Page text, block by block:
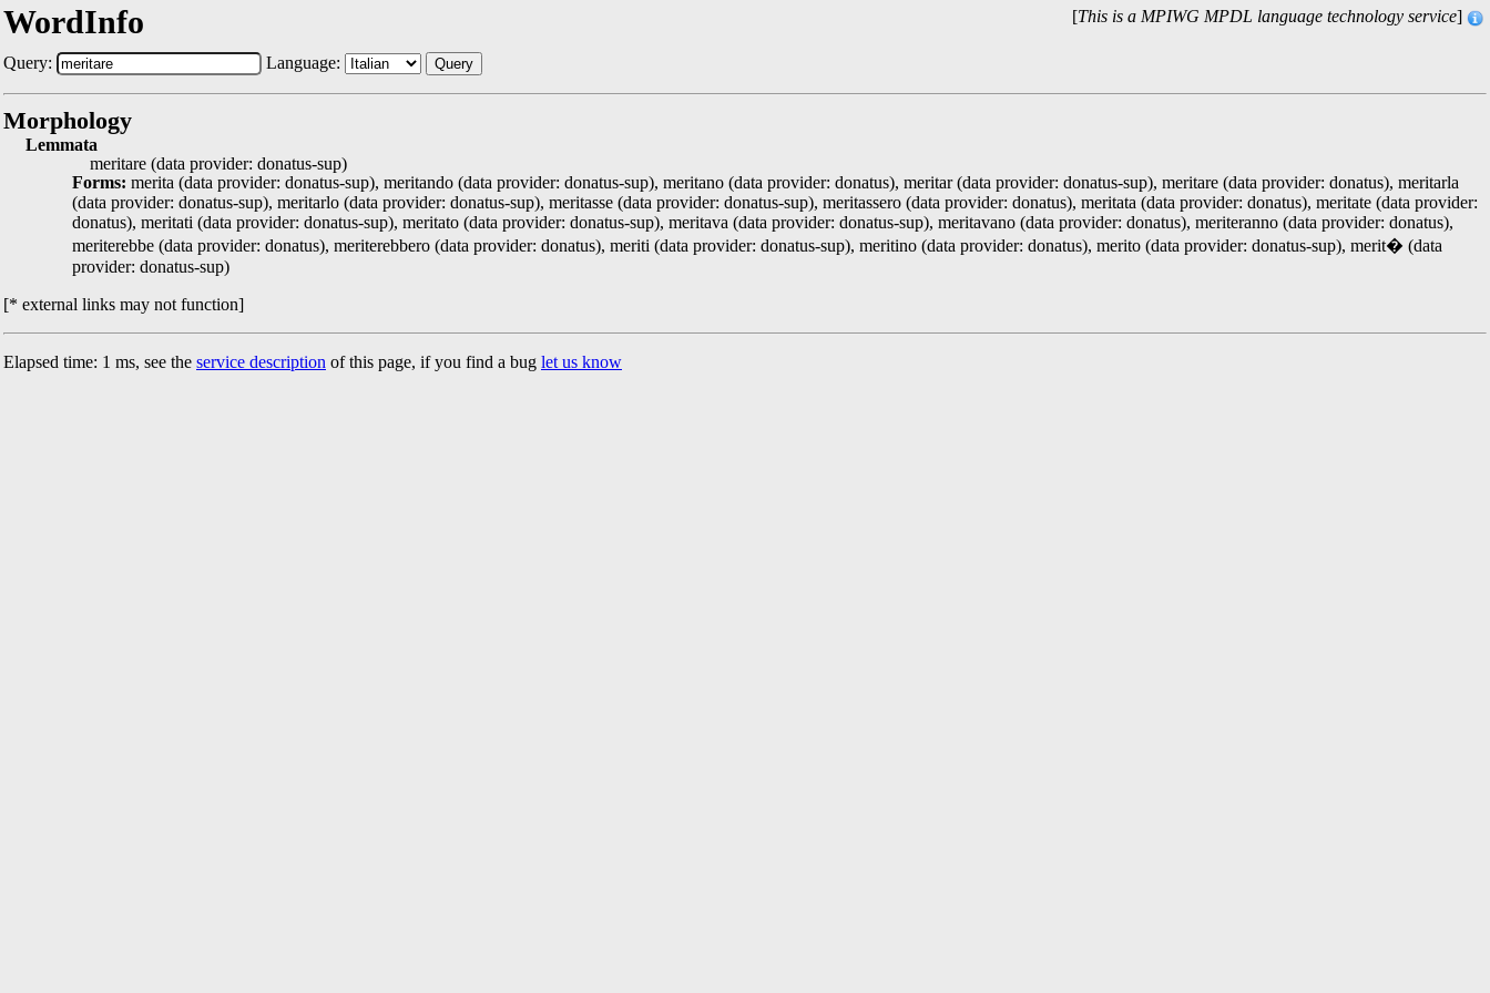
[This is a MPIWG MPDL language technology service]
WordInfo
Query: Language: Query
Morphology
Lemmata
meritare (data provider: donatus-sup)
Forms: merita (data provider: donatus-sup), meritando (data provider: donatus-sup), meritano (data provider: donatus), meritar (data provider: donatus-sup), meritare (data provider: donatus), meritarla
(data provider: donatus-sup), meritarlo (data provider: donatus-sup), meritasse (data provider: donatus-sup), meritassero (data provider: donatus), meritata (data provider: donatus), meritate (data provider:
donatus), meritati (data provider: donatus-sup), meritato (data provider: donatus-sup), meritava (data provider: donatus-sup), meritavano (data provider: donatus), meriteranno (data provider: donatus),
meriterebbe (data provider: donatus), meriterebbero (data provider: donatus), meriti (data provider: donatus-sup), meritino (data provider: donatus), merito (data provider: donatus-sup), merit� (data
provider: donatus-sup)
[* external links may not function]
Elapsed time: 1 ms, see the service description of this page, if you find a bug let us know